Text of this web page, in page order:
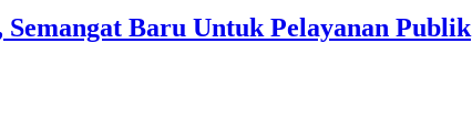
Baru Untuk Pelayanan Publik